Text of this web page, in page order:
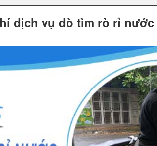
dịch vụ dò tìm rò rỉ